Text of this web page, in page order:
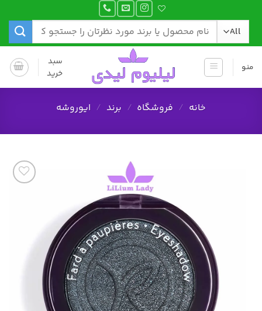
content
جستجو
منو
سبد
خرید
خانه / فروشگاه / برند / ایوروشه